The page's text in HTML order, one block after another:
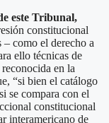
este Tribunal,
constitucional
como el derecho a
ello técnicas de
en la
“si bien el catálogo
se compara con el
constitucional
interamericano de